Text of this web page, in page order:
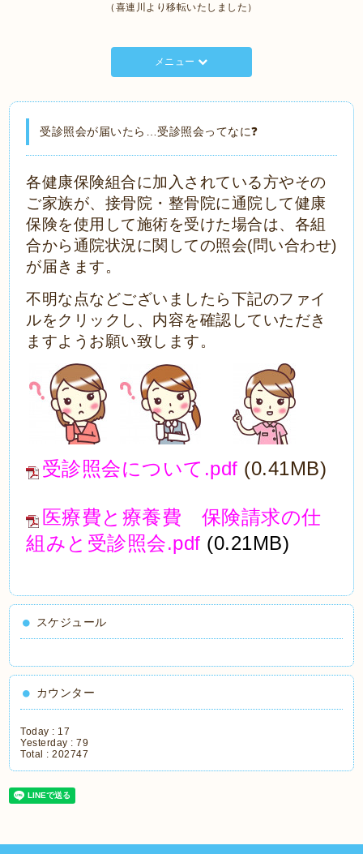
（喜連川より移転いたしました）
メニュー
受診照会が届いたら…受診照会ってなに❓
各健康保険組合に加入されている方やその
ご家族が、接骨院・整骨院に通院して健康
保険を使用して施術を受けた場合は、 各組
合から通院状況に関しての照会(問い合わせ)
が届きます。
不明な点などございましたら下記のファイ
ルをクリックし、内容を確認していただき
ますようお願い致します。
受診照会について.pdf (0.41MB)
医療費と療養費 保険請求の仕
組みと受診照会.pdf (0.21MB)
スケジュール
カウンター
Today : 17
Yesterday :79
Total :202747